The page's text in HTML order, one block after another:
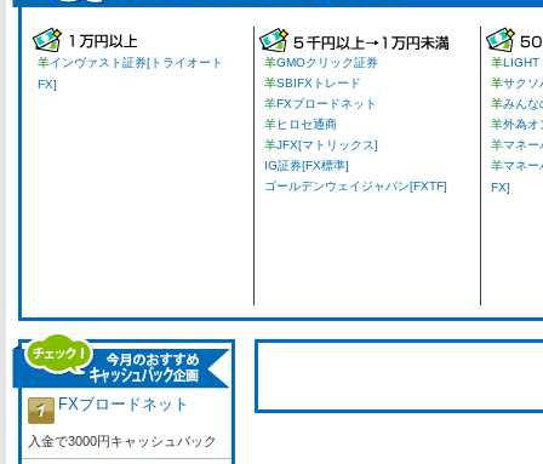
羊インヴァスト証券[トライオート
FX]
羊GMOクリック証券
羊SBIFXトレード
羊FXブロードネット
羊ヒロセ通商
羊JFX[マトリックス]
IG証券[FX標準]
ゴールデンウェイジャパン[FXTF]
羊LIGHT
羊サクソ
羊みんな
羊外為オ
羊マネー
羊マネー
FX]
FXブロードネット
入金で3000円キャッシュバック